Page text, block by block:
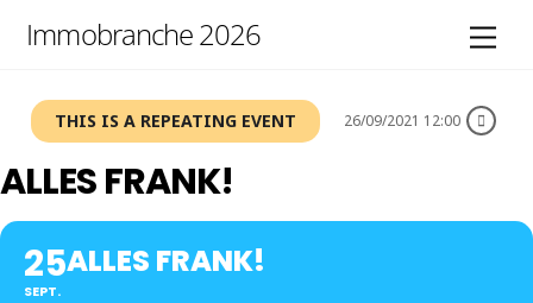
Immobranche 2026
THIS IS A REPEATING EVENT 26/09/2021 12:00
ALLES FRANK!
25
SEPT.
ALLES FRANK!